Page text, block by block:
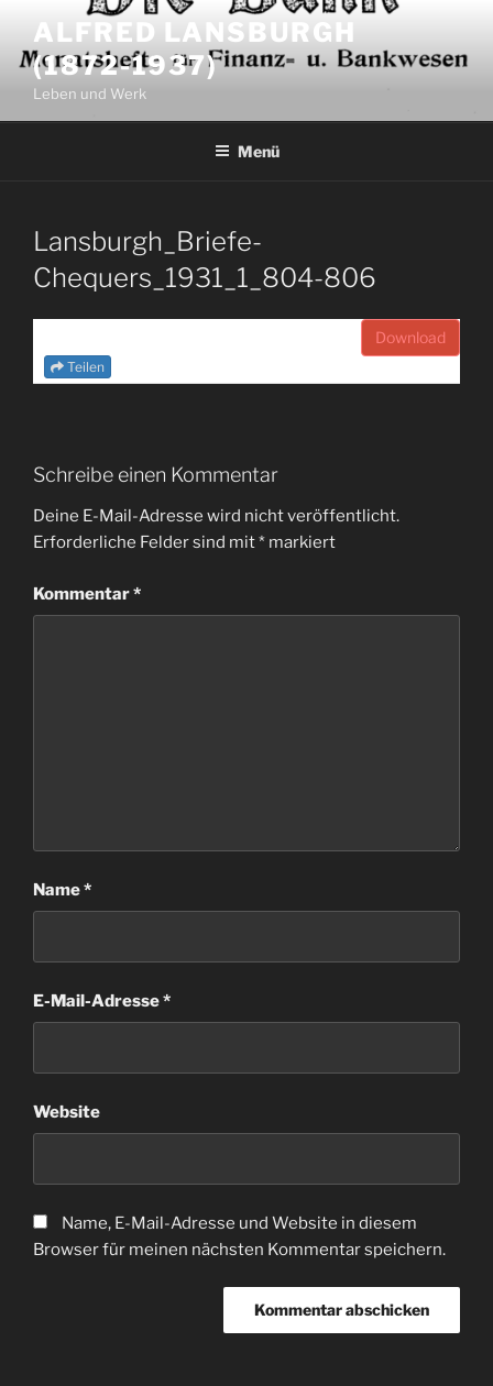
Inhalt
springen
ALFRED LANSBURGH
(1872-1937)
Leben und Werk
Menü
Lansburgh_Briefe-
Chequers_1931_1_804-806
Download
Teilen
Schreibe einen Kommentar
Deine E-Mail-Adresse wird nicht veröffentlicht.
Erforderliche Felder sind mit* markiert
Kommentar*
Name*
E-Mail-Adresse*
Website
Name, E-Mail-Adresse und Website in diesem
Browser für meinen nächsten Kommentar speichern.